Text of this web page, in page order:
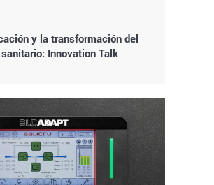
y la transformación del
Innovation Talk